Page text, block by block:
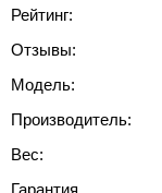
Рейтинг:
Отзывы:
Модель:
Производитель:
Вес:
Гарантия